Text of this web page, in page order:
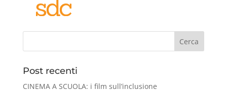
Cerca
Post recenti
CINEMA A SCUOLA: i film sull’inclusione